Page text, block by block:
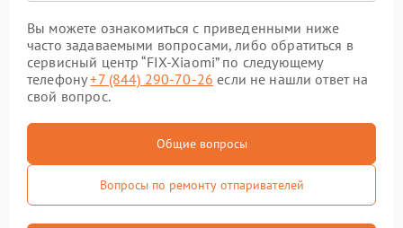
Вы можете ознакомиться с приведенными ниже
часто задаваемыми вопросами, либо обратиться в
сервисный центр “FIX-Xiaomi” по следующему
телефону+7 (844) 290-70-26 если не нашли ответ на
свой вопрос.
Общие вопросы
Вопросы по ремонту отпаривателей